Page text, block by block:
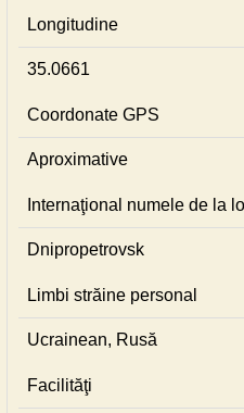
Longitudine
35.0661
Coordonate GPS
Aproximative
Internaţional numele de la
Dnipropetrovsk
Limbi străine personal
Ucrainean, Rusă
Facilităţi